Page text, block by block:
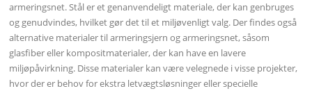
armeringsnet. Stål er et genanvendeligt materiale, der kan genbruges
og genudvindes, hvilket gør det til et miljøvenligt valg. Der findes også
alternative materialer til armeringsjern og armeringsnet, såsom
glasfiber eller kompositmaterialer, der kan have en lavere
miljøpåvirkning. Disse materialer kan være velegnede i visse projekter,
hvor der er behov for ekstra letvægtsløsninger eller specielle